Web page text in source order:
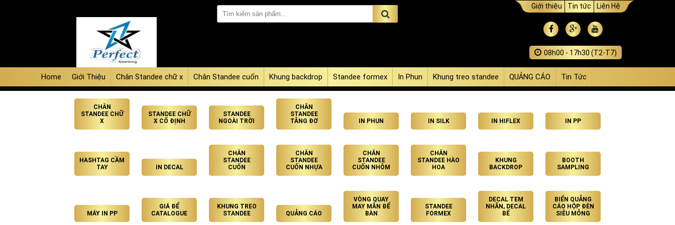
Giới thiệu Tin tức Liên Hệ
08h00 - 17h30 (T2-T7)
Home Giới Thiệu Chân Standee chữ x Chân Standee cuốn Khung backdrop Standee formex In Phun Khung treo standee QUẢNG CÁO Tin Tức
CHÂN
STANDEE CHỮ
X
STANDEE CHỮ
X CỐ ĐỊNH
STANDEE
NGOÀI TRỜI
CHÂN
STANDEE
TĂNG ĐƠ
IN PHUN IN SILK IN HIFLEX IN PP
HASHTAG CẦM
TAY
IN DECAL
CHÂN
STANDEE
CUỐN
CHÂN
STANDEE
CUỐN NHỰA
CHÂN
STANDEE
CUỐN NHÔM
CHÂN
STANDEE HÀO
HOA
KHUNG
BACKDROP
BOOTH
SAMPLING
MÁY IN PP
GIÁ ĐỂ
CATALOGUE
KHUNG TREO
STANDEE
QUẢNG CÁO
VÒNG QUAY
MAY MẮN ĐỂ
BÀN
STANDEE
FORMEX
DECAL TEM
NHÃN, DECAL
BẾ
BIỂN QUẢNG
CÁO HỘP ĐÈN
SIÊU MỎNG